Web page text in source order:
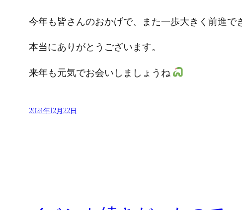
今年も皆さんのおかげで、また一歩大きく前進で
本当にありがとうございます。
来年も元気でお会いしましょうね
2024年12月22日